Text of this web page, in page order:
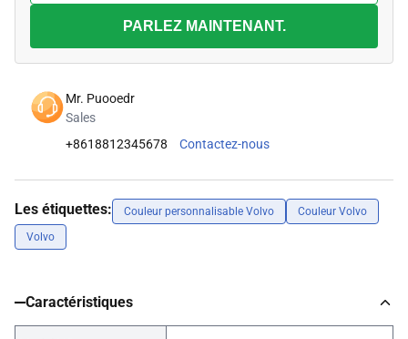
PARLEZ MAINTENANT.
Mr. Puooedr
Sales
+8618812345678
Contactez-nous
Les étiquettes: Couleur personnalisable Volvo
Couleur Volvo
Volvo
Caractéristiques